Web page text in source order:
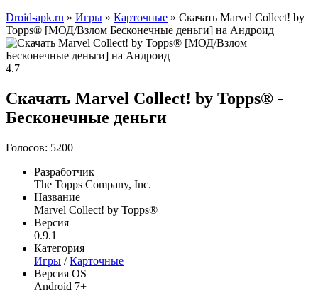
Droid-apk.ru » Игры » Карточные » Скачать Marvel Collect! by
Topps® [МОД/Взлом Бесконечные деньги] на Андроид
4.7
Скачать Marvel Collect! by Topps® -
Бесконечные деньги
Голосов: 5200
Разработчик
The Topps Company, Inc.
Название
Marvel Collect! by Topps®
Версия
0.9.1
Категория
Игры /Карточные
Версия OS
Android 7+